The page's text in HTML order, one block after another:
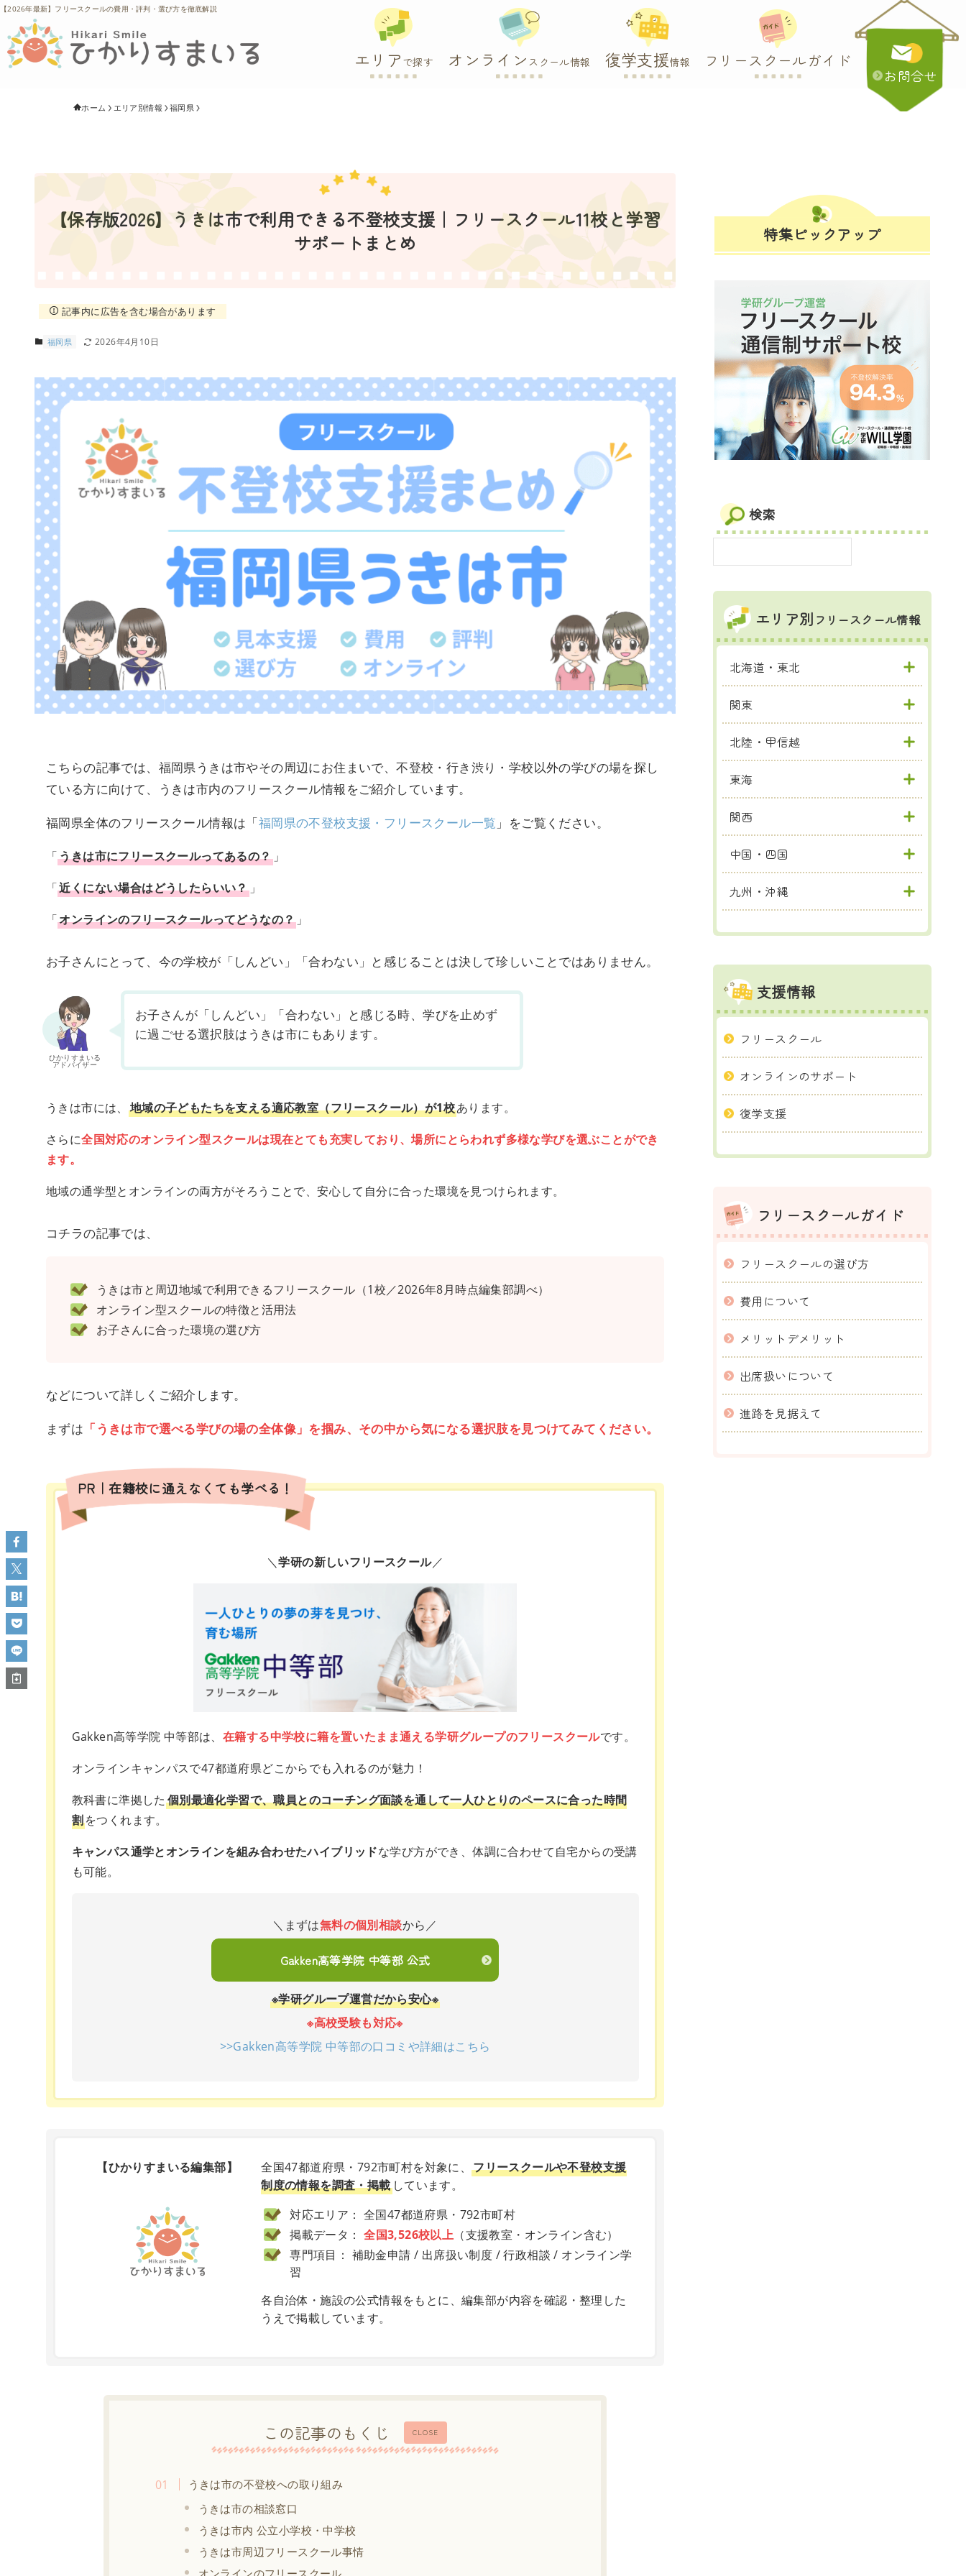
【2026年最新】フリースクールの費用・評判・選び方を徹底解説
エリア で探す オンライン スクール情報 復学支援情報 フリースクールガイド
お問合せ
ホーム エリア別情報 福岡県
【保存版2026】うきは市で利用できる不登校支援｜フリースクール11校と学習
サポートまとめ
記事内に広告を含む場合があります
福岡県 2026年4月10日
こちらの記事では、福岡県うきは市やその周辺にお住まいで、不登校・行き渋り・学校以外の学びの場を探し
ている方に向けて、うきは市内のフリースクール情報をご紹介しています。
福岡県全体のフリースクール情報は「福岡県の不登校支援・フリースクール一覧 」をご覧ください。
「うきは市にフリースクールってあるの？」
「近くにない場合はどうしたらいい？」
「オンラインのフリースクールってどうなの？ 」
お子さんにとって、今の学校が「しんどい」「合わない」と感じることは決して珍しいことではありません。
ひかりすまいる
アドバイザー
お子さんが「しんどい」「合わない」と感じる時、学びを止めず
に過ごせる選択肢はうきは市にもあります。
うきは市には、 地域の子どもたちを支える適応教室（フリースクール）が1校あります。
さらに全国対応のオンライン型スクールは現在とても充実しており、場所にとらわれず多様な学びを選ぶことができ
ます。
地域の通学型とオンラインの両方がそろうことで、安心して自分に合った環境を見つけられます。
コチラの記事では、
うきは市と周辺地域で利用できるフリースクール（1校／2026年8月時点編集部調べ）
オンライン型スクールの特徴と活用法
お子さんに合った環境の選び方
などについて詳しくご紹介します。
まずは 「うきは市で選べる学びの場の全体像」を掴み、その中から気になる選択肢を見つけてみてください。
PR｜在籍校に通えなくても学べる！
＼学研の新しいフリースクール／
Gakken高等学院 中等部は、 在籍する中学校に籍を置いたまま通える学研グループのフリースクールです。
オンラインキャンパスで47都道府県どこからでも入れるのが魅力！
教科書に準拠した 個別最適化学習で、職員とのコーチング面談を通して一人ひとりのペースに合った時間
割をつくれます。
キャンパス通学とオンラインを組み合わせたハイブリッドな学び方ができ、体調に合わせて自宅からの受講
も可能。
＼まずは無料の個別相談から／
Gakken高等学院 中等部 公式
※学研グループ運営だから安心※
※高校受験も対応※
>>Gakken高等学院 中等部の口コミや詳細はこちら
【ひかりすまいる編集部】 全国47都道府県・792市町村を対象に、フリースクールや不登校支援
制度の情報を調査・掲載しています。
対応エリア： 全国47都道府県・792市町村
掲載データ：全国3,526校以上 （支援教室・オンライン含む）
専門項目： 補助金申請 / 出席扱い制度 / 行政相談 / オンライン学
習
各自治体・施設の公式情報をもとに、編集部が内容を確認・整理した
うえで掲載しています。
CLOSE
この記事のもくじ
うきは市の不登校への取り組み
うきは市の相談窓口
うきは市内 公立小学校・中学校
うきは市周辺フリースクール事情
オンラインのフリースクール
特集ピックアップ
検索
エリア別 フリースクール情報
北海道・東北
関東
北陸・甲信越
東海
関西
中国・四国
九州・沖縄
支援情報
フリースクール
オンラインのサポート
復学支援
フリースクールガイド
フリースクールの選び方
費用について
メリットデメリット
出席扱いについて
進路を見据えて